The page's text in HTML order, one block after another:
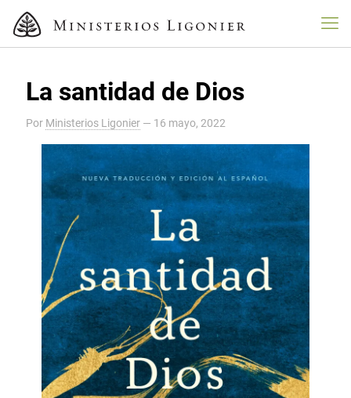
La santidad de Dios
Por Ministerios Ligonier — 16 mayo, 2022